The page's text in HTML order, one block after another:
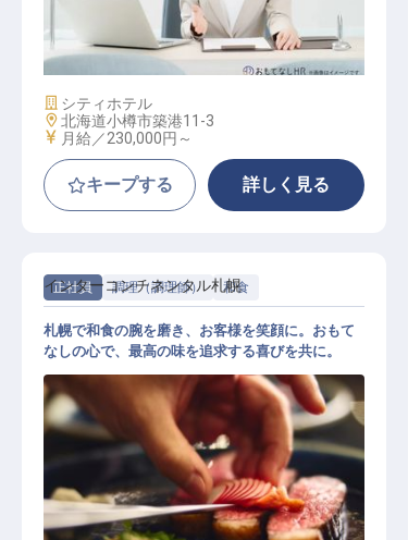
マーケティングコミュニケーション
アシスタント
施設業態
シティホテル
勤務地
北海道小樽市築港11-3
給与
月給／230,000円～
キープする 詳しく見る
正社員 調理（調理師） 和食
インターコンチネンタル札幌
札幌で和食の腕を磨き、お客様を笑顔に。おもて
なしの心で、最高の味を追求する喜びを共に。